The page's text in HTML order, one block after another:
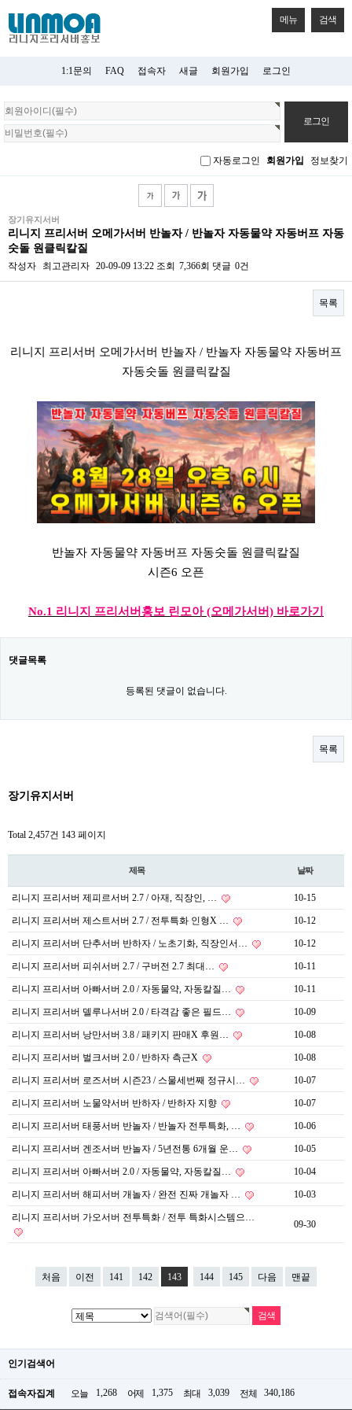
메뉴 검색
1:1문의 FAQ 접속자 새글 회원가입 로그인
회
원
로
자동로그인 회원가입 정보찾기
장기유지서버
리니지 프리서버 오메가서버 반놀자 / 반놀자 자동물약 자동버프 자동
숫돌 원클릭칼질
작성자 최고관리자 20-09-09 13:22 조회 7,366회 댓글 0건
목록
리니지 프리서버 오메가서버 반놀자 / 반놀자 자동물약 자동버프
자동숫돌 원클릭칼질
반놀자 자동물약 자동버프 자동숫돌 원클릭칼질
시즌6 오픈
No.1 리니지 프리서버홍보 린모아 (오메가서버) 바로가기
댓글목록
등록된 댓글이 없습니다.
목록
장기유지서버
Total 2,457건 143 페이지
제목 날짜
리니지 프리서버 제피르서버 2.7 / 아재, 직장인, … 10-15
리니지 프리서버 제스트서버 2.7 / 전투특화 인형X … 10-12
리니지 프리서버 단추서버 반하자 / 노초기화, 직장인서… 10-12
리니지 프리서버 피쉬서버 2.7 / 구버전 2.7 최대… 10-11
리니지 프리서버 아빠서버 2.0 / 자동물약, 자동칼질… 10-11
리니지 프리서버 델루나서버 2.0 / 타격감 좋은 필드… 10-09
리니지 프리서버 낭만서버 3.8 / 패키지 판매X 후원… 10-08
리니지 프리서버 벌크서버 2.0 / 반하자 측근X 10-08
리니지 프리서버 로즈서버 시즌23 / 스물세번째 정규시… 10-07
리니지 프리서버 노물약서버 반하자 / 반하자 지향 10-07
리니지 프리서버 태풍서버 반놀자 / 반놀자 전투특화, … 10-06
리니지 프리서버 겐조서버 반놀자 / 5년전통 6개월 운… 10-05
리니지 프리서버 아빠서버 2.0 / 자동물약, 자동칼질… 10-04
리니지 프리서버 해피서버 개놀자 / 완전 진짜 개놀자 … 10-03
리니지 프리서버 가오서버 전투특화 / 전투 특화시스템으…
09-30
처음 이전 141 142 143 144 145 다음 맨끝
인기검색어
접속자집계 오늘 1,268 어제 1,375 최대 3,039 전체 340,186